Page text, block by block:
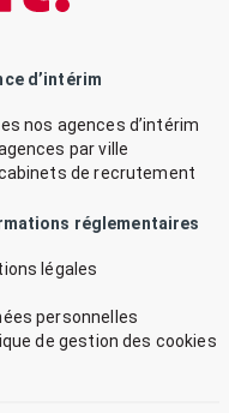
d’intérim
nos agences d’intérim
par ville
de recrutement
réglementaires
légales
personnelles
de gestion des cookies